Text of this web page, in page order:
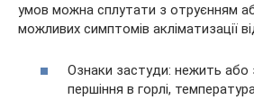
умов можна сплутати з отруєнням
можливих симптомів акліматизації
Ознаки застуди: нежить або
першіння в горлі,